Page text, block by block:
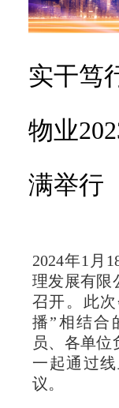
实干笃
物业
满举行
2024年1月
理发展有限
召开。此
播”相结合
员、各单位
一起通过
议。